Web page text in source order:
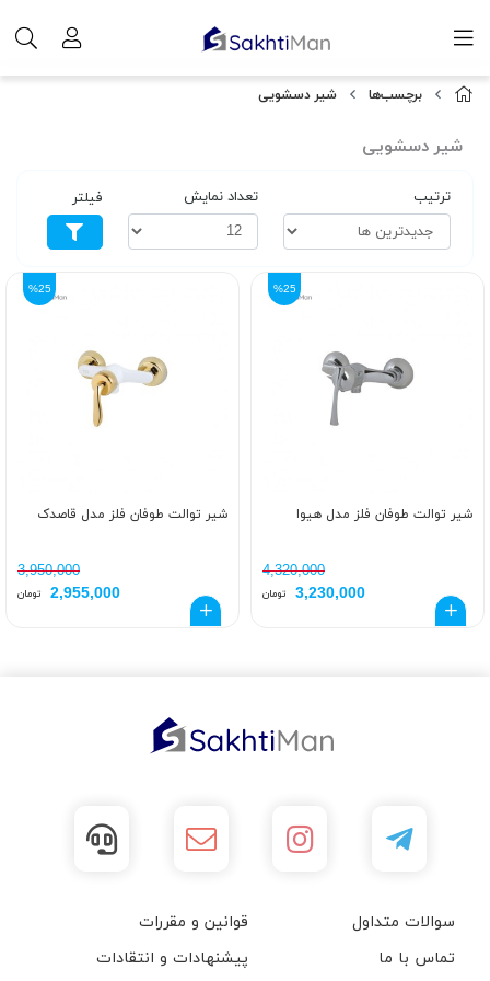
برچسب‌ها شیر دسشویی
شیر دسشویی
ترتیب تعداد نمایش فیلتر
شیر توالت طوفان فلز مدل هیوا
4,320,000
%25
3,230,000 تومان
شیر توالت طوفان فلز مدل قاصدک
3,950,000
%25
2,955,000 تومان
سوالات متداول
قوانین و مقررات
تماس با ما
پیشنهادات و انتقادات